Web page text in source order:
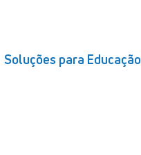
Soluções para